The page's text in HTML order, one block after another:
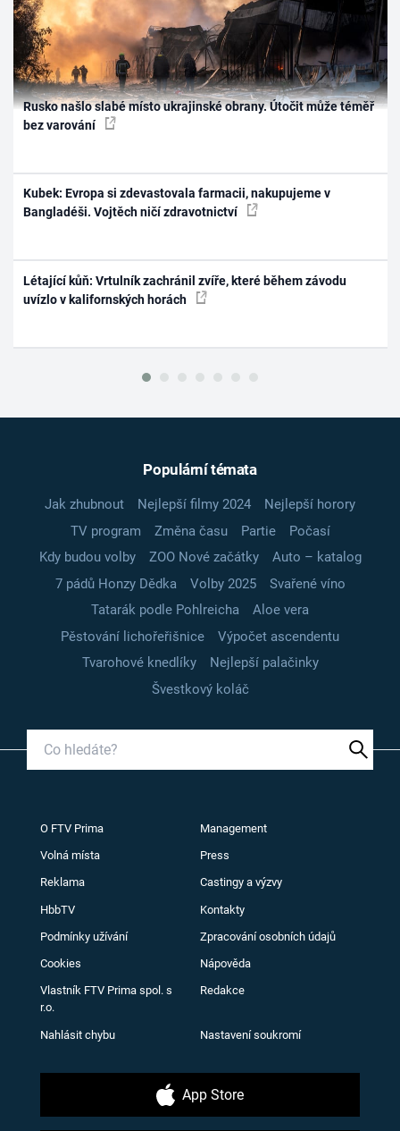
Rusko našlo slabé místo ukrajinské obrany. Útočit může téměř
bez varování
Kubek: Evropa si zdevastovala farmacii, nakupujeme v
Bangladéši. Vojtěch ničí zdravotnictví
Létající kůň: Vrtulník zachránil zvíře, které během závodu
uvízlo v kalifornských horách
Populární témata
Jak zhubnout Nejlepší filmy 2024
Nejlepší horory
TV program
Změna času Partie
Počasí
Kdy budou volby
ZOO Nové začátky
Auto – katalog
7 pádů Honzy Dědka
Volby 2025
Svařené víno
Tatarák podle Pohlreicha
Aloe vera
Pěstování lichořeřišnice
Výpočet ascendentu
Tvarohové knedlíky
Nejlepší palačinky
Švestkový koláč
O FTV Prima Management
Volná místa Press
Reklama Castingy a výzvy
HbbTV Kontakty
Podmínky užívání Zpracování osobních údajů
Cookies Nápověda
Vlastník FTV Prima spol. s
r.o.
Redakce
Nahlásit chybu Nastavení soukromí
App Store